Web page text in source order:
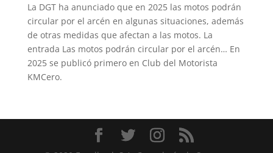
La DGT ha anunciado que en 2025 las motos podrán
circular por el arcén en algunas situaciones, además
de otras medidas que afectan a las motos. La
entrada Las motos podrán circular por el arcén… En
2025 se publicó primero en Club del Motorista
KMCero.